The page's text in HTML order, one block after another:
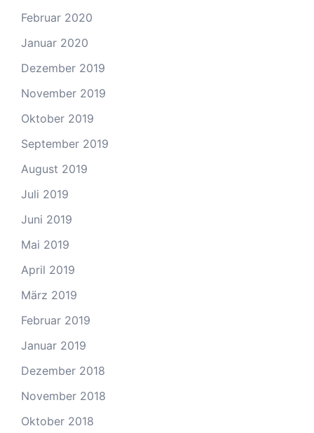
Februar 2020
Januar 2020
Dezember 2019
November 2019
Oktober 2019
September 2019
August 2019
Juli 2019
Juni 2019
Mai 2019
April 2019
März 2019
Februar 2019
Januar 2019
Dezember 2018
November 2018
Oktober 2018